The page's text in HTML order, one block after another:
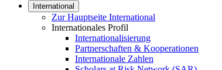
International
Zur Hauptseite International
Internationales Profil
Internationalisierung
Partnerschaften & Kooperationen
Internationale Zahlen